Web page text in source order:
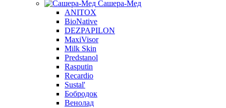
Сашера-Мед
ANITOX
BioNative
DEZPAPILON
MaxiVisor
Milk Skin
Predstanol
Rasputin
Recardio
Sustal'
Бобродок
Венолад